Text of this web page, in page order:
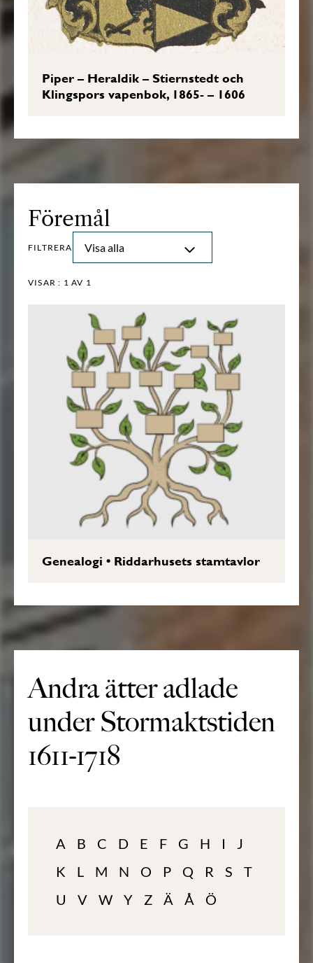
Piper – Heraldik – Stiernstedt och
Klingspors vapenbok, 1865- – 1606
Föremål
FILTRERA Visa alla
VISAR : 1 AV 1
Genealogi • Riddarhusets stamtavlor
Andra ätter adlade
under Stormaktstiden
1611-1718
A B C D E F G H I
J
K
L M N O P Q R S
T
U
V W Y Z Ä Å Ö